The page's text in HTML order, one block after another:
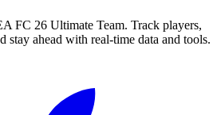
FC 26 Ultimate Team. Track players,
stay ahead with real-time data and tools.